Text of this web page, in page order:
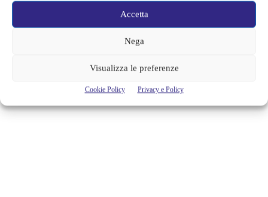
Accetta
Nega
Visualizza le preferenze
Cookie Policy Privacy e Policy
Barbie 2 rischia di saltare | Warner Bros. ha pochi mesi per trovare un
accordo: il dubbio che divide Hollywood
La bocca del diavolo arriva su Prime Video, squali e claustrofobia nel
scenario: una nuova sfida senza via di fuga